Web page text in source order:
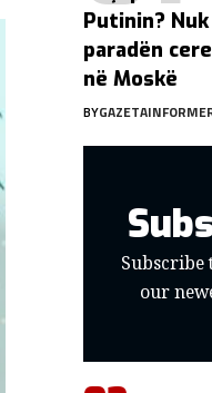
Putinin?
paradën
në Moskë
BY
Subscribe
our